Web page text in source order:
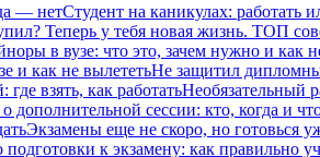
— нетСтудент на каникулах: работать
Теперь у тебя новая жизнь. ТОП
в вузе: что это, зачем нужно и как
и как не вылететьНе защитил
взять, как работатьНеобязательный
дополнительной сессии: кто, когда и
Экзамены еще не скоро, но готовься
подготовки к экзамену: как правильно